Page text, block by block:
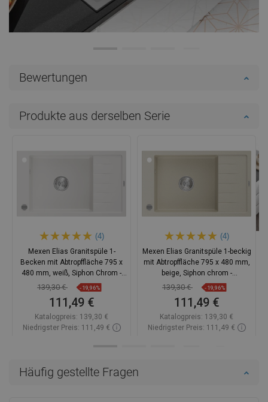
Häufig gestellte Fragen
Bewertungen
Produkte aus derselben Serie
(4)
Mexen Elias Granitspüle 1-
Becken mit Abtropffläche 795 x
480 mm, weiß, Siphon Chrom -
6511791005-20
139,30 € -19,96%
111,49 €
Katalogpreis: 139,30 €
Niedrigster Preis: 111,49 €
(4)
Mexen Elias Granitspüle 1-beckig
mit Abtropffläche 795 x 480 mm,
beige, Siphon chrom -
6511791005-69
139,30 € -19,96%
111,49 €
Katalogpreis: 139,30 €
Niedrigster Preis: 111,49 €